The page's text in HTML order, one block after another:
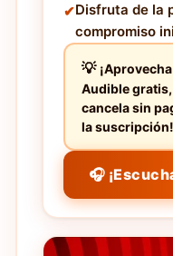
Disfruta de la
compromiso
Audible
cancela sin
la
🎧